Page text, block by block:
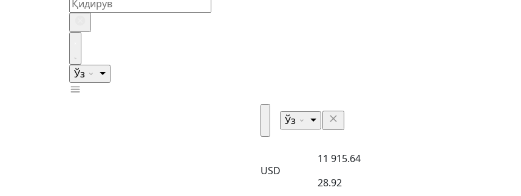
Ўз
Ўз
USD
11 915.64
28.92